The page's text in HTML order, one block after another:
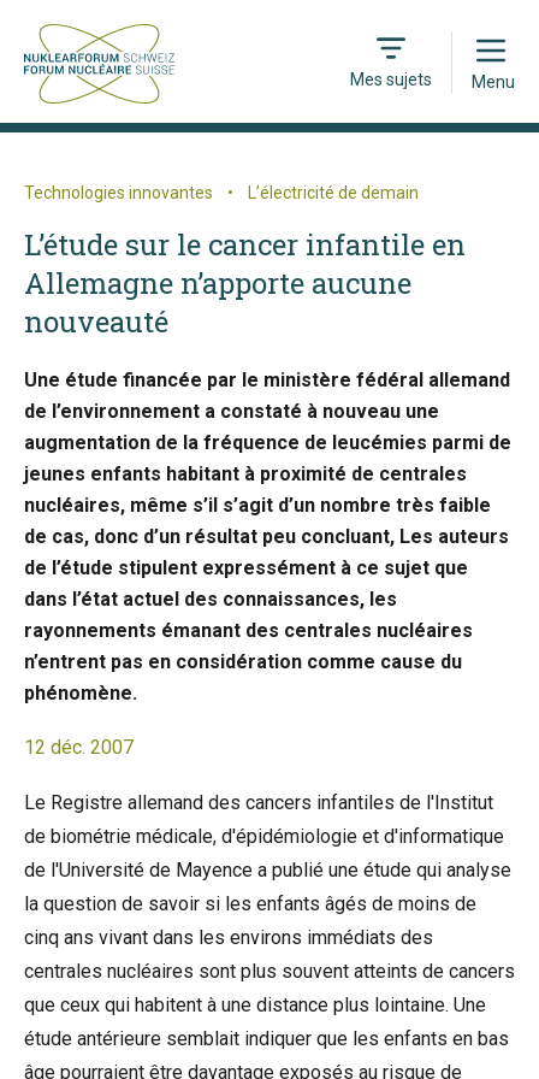
Mes sujets
Open
Menu
Technologies innovantes • L’électricité de demain
L’étude sur le cancer infantile en
Allemagne n’apporte aucune
nouveauté
Une étude financée par le ministère fédéral allemand
de l’environnement a constaté à nouveau une
augmentation de la fréquence de leucémies parmi de
jeunes enfants habitant à proximité de centrales
nucléaires, même s’il s’agit d’un nombre très faible
de cas, donc d’un résultat peu concluant, Les auteurs
de l’étude stipulent expressément à ce sujet que
dans l’état actuel des connaissances, les
rayonnements émanant des centrales nucléaires
n’entrent pas en considération comme cause du
phénomène.
12 déc. 2007
Le Registre allemand des cancers infantiles de l'Institut
de biométrie médicale, d'épidémiologie et d'informatique
de l'Université de Mayence a publié une étude qui analyse
la question de savoir si les enfants âgés de moins de
cinq ans vivant dans les environs immédiats des
centrales nucléaires sont plus souvent atteints de cancers
que ceux qui habitent à une distance plus lointaine. Une
étude antérieure semblait indiquer que les enfants en bas
âge pourraient être davantage exposés au risque de